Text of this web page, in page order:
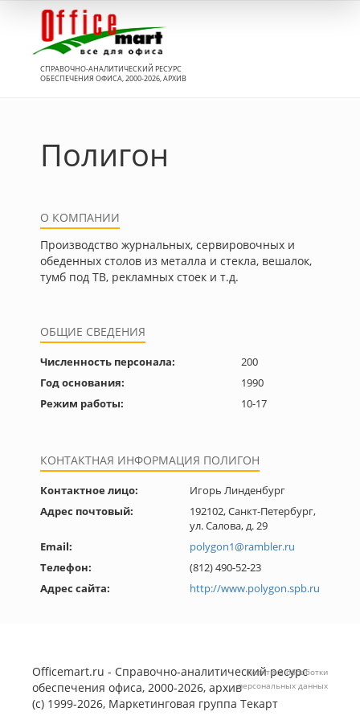
СПРАВОЧНО-АНАЛИТИЧЕСКИЙ РЕСУРС
ОБЕСПЕЧЕНИЯ ОФИСА, 2000-2026, АРХИВ
Полигон
О КОМПАНИИ
Производство журнальных, сервировочных и
обеденных столов из металла и стекла, вешалок,
тумб под ТВ, рекламных стоек и т.д.
ОБЩИЕ СВЕДЕНИЯ
Численность персонала:
200
Год основания:
1990
Режим работы:
10-17
КОНТАКТНАЯ ИНФОРМАЦИЯ ПОЛИГОН
Контактное лицо:
Игорь Линденбург
Адрес почтовый:
192102, Санкт-Петербург,
ул. Салова, д. 29
Email:
polygon1@rambler.ru
Телефон:
(812) 490-52-23
Адрес сайта:
http://www.polygon.spb.ru
Officemart.ru - Справочно-аналитический ресурс
обеспечения офиса, 2000-2026, архив
(с) 1999-2026, Маркетинговая группа Текарт
Политика обработки
персональных данных